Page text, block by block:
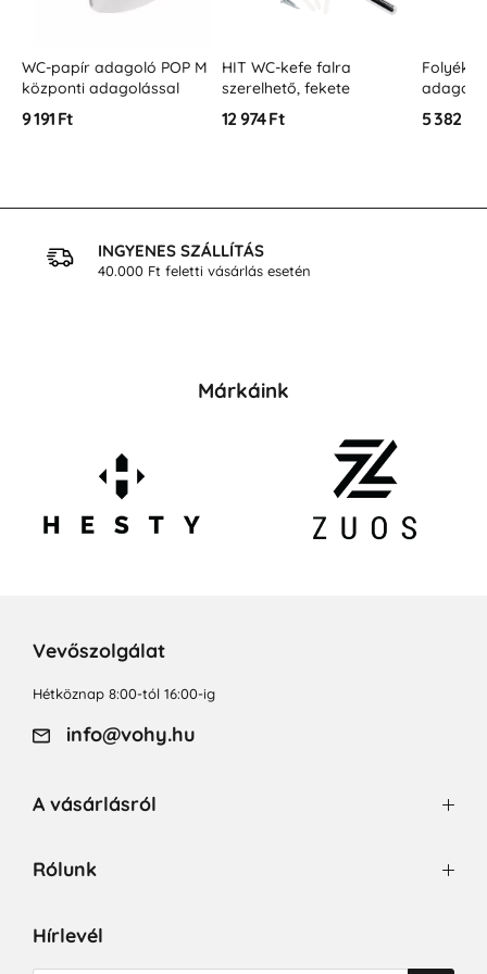
M
HIT WC-kefe falra
szerelhető, fekete
12 974 Ft
Folyékony szappan
adagoló 1l POP
5 382 Ft 1
INGYENES SZÁLLÍTÁS
40.000 Ft feletti vásárlás esetén
Márkáink
Vevőszolgálat
Hétköznap 8:00-tól 16:00-ig
info@vohy.hu
A vásárlásról
Rólunk
Hírlevél